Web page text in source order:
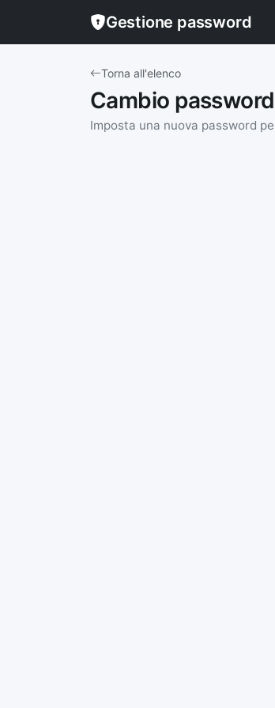
Gestione password
Torna all'elenco
Cambio password
Imposta una nuova password